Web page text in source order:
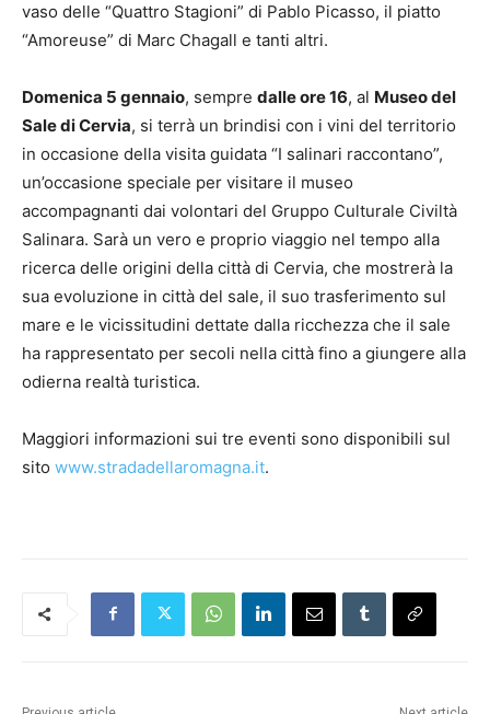
vaso delle “Quattro Stagioni” di Pablo Picasso, il piatto
“Amoreuse” di Marc Chagall e tanti altri.
Domenica 5 gennaio, sempre dalle ore 16, al Museo del
Sale di Cervia, si terrà un brindisi con i vini del territorio
in occasione della visita guidata “I salinari raccontano”,
un’occasione speciale per visitare il museo
accompagnanti dai volontari del Gruppo Culturale Civiltà
Salinara. Sarà un vero e proprio viaggio nel tempo alla
ricerca delle origini della città di Cervia, che mostrerà la
sua evoluzione in città del sale, il suo trasferimento sul
mare e le vicissitudini dettate dalla ricchezza che il sale
ha rappresentato per secoli nella città fino a giungere alla
odierna realtà turistica.
Maggiori informazioni sui tre eventi sono disponibili sul
sito www.stradadellaromagna.it.